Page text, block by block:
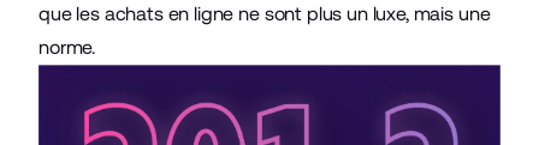
que les achats en ligne ne sont plus un luxe, mais une
norme.